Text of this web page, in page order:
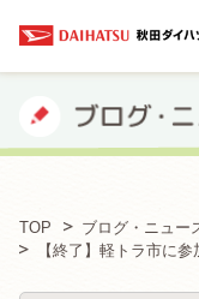
TOP ブログ・ニュー
【終了】軽トラ市に参